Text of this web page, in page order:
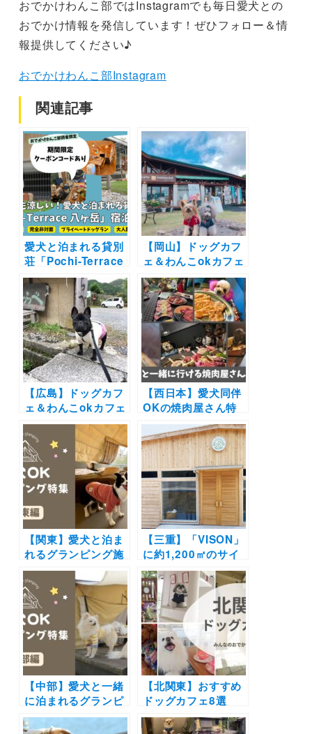
おでかけわんこ部ではInstagramでも毎日愛犬との
おでかけ情報を発信しています！ぜひフォロー＆情
報提供してください♪
おでかけわんこ部Instagram
関連記事
愛犬と泊まれる貸別
荘「Pochi-Terrace
八ヶ岳」の体験レポ
ート！わんことプラ
イベートドッグラン
やBBQを大満喫♪
【岡山】ドッグカフ
ェ＆わんこokカフェ
の写真レポートまと
め16選 | 倉敷に牛窓
そして蒜山の人気エ
リアの絶景カフェや
牡蠣や海鮮・パンケ
ーキを愛犬と一緒に
♪
【広島】ドッグカフ
ェ＆わんこokカフェ
19選 | 店内同伴でコ
ース料理や手打ちそ
ばにお好み焼きも！
海が見える絶景カフ
ェなど実際のおでか
けレポート写真付き
【西日本】愛犬同伴
OKの焼肉屋さん特
集！店内OKや愛犬
用メニューが揃うお
店を厳選
【関東】愛犬と泊ま
れるグランピング施
設17選！ドッグラン
付きや愛犬用温泉付
き＆豪華BBQを楽し
めるおすすめスポッ
トを紹介
【三重】「VISON」
に約1,200㎡のサイ
ズ別ドッグラン併設
の保護動物のシェル
ター施設「ani
TERRACE」オープ
ン！（2022年4月29
日）
【中部】愛犬と一緒
に泊まれるグランピ
ング18選！富士山や
雲海の絶景や極上の
【北関東】おすすめ
ドッグカフェ8選
（実際のおでかけレ
ポ付き）ドッグラン